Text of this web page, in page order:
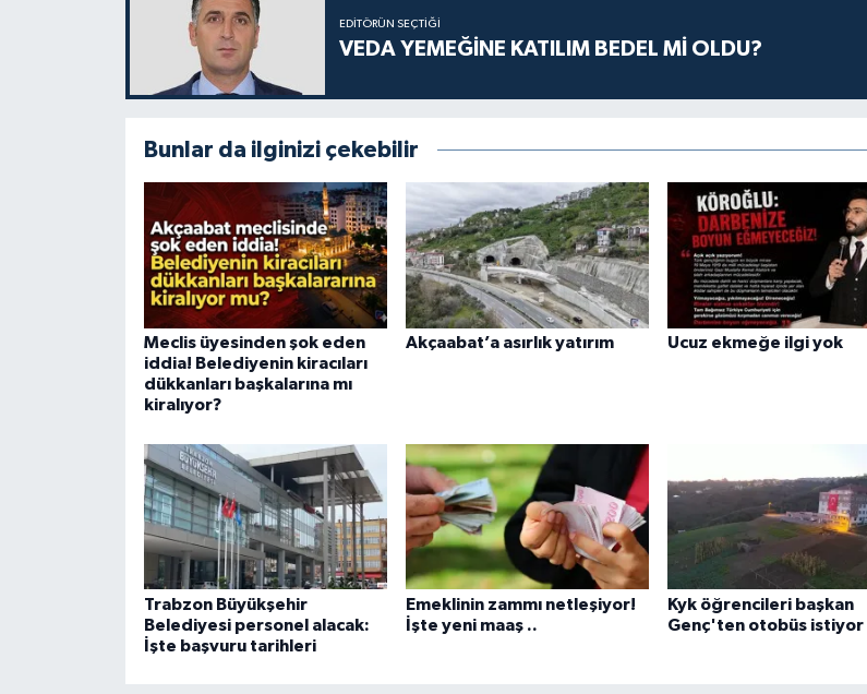
EDITÖRÜN SEÇTIĞI
VEDA YEMEĞİNE KATILIM BEDEL Mİ OLDU?
Bunlar da ilginizi çekebilir
Meclis üyesinden şok eden
iddia! Belediyenin kiracıları
dükkanları başkalarına mı
kiralıyor?
Akçaabat’a asırlık yatırım Ucuz ekmeğe ilgi yok
Trabzon Büyükşehir
Belediyesi personel alacak:
İşte başvuru tarihleri
Emeklinin zammı netleşiyor!
İşte yeni maaş ..
Kyk öğrencileri başkan
Genç'ten otobüs istiyor